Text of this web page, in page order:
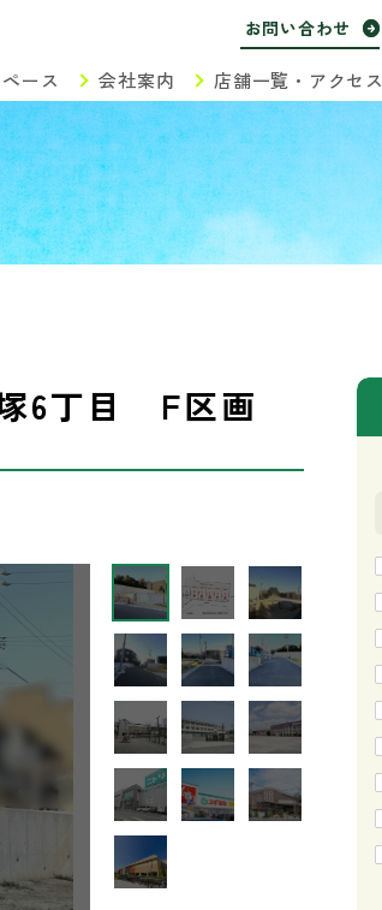
ース 会社案内 店舗一覧・アクセス
お問い合わせ
塚6丁目 F区画